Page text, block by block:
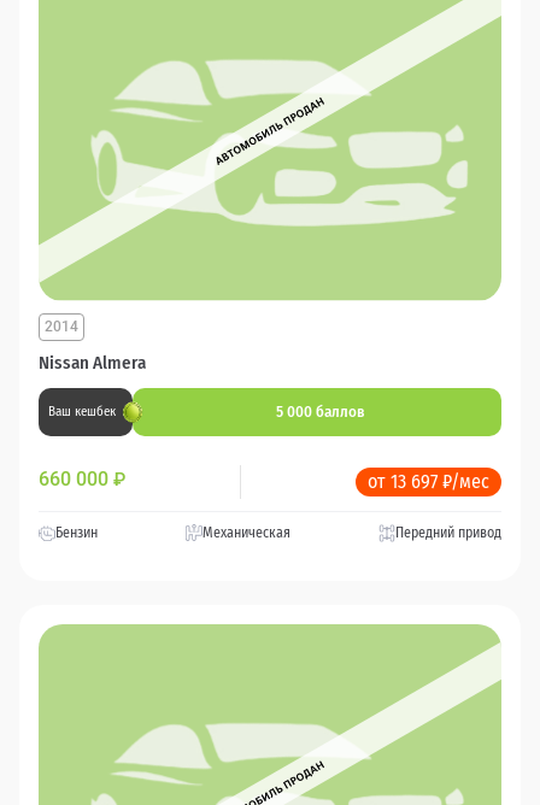
Nissan Almera
2014
Ваш кешбек 5 000 баллов
660 000 ₽ от 13 697 ₽/мес
Бензин Механическая Передний привод